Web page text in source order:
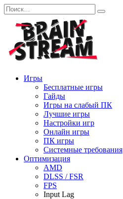
Перейти
к
содержанию
Search
for:
Игры
Бесплатные игры
Гайды
Игры на слабый ПК
Лучшие игры
Настройки игр
Онлайн игры
ПК игры
Системные требования
Оптимизация
AMD
DLSS / FSR
FPS
Input Lag